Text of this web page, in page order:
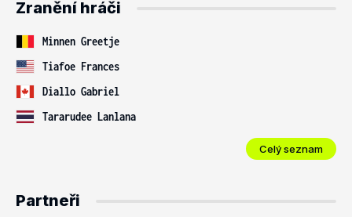
Zranění hráči
Minnen Greetje
Tiafoe Frances
Diallo Gabriel
Tararudee Lanlana
Celý seznam
Partneři